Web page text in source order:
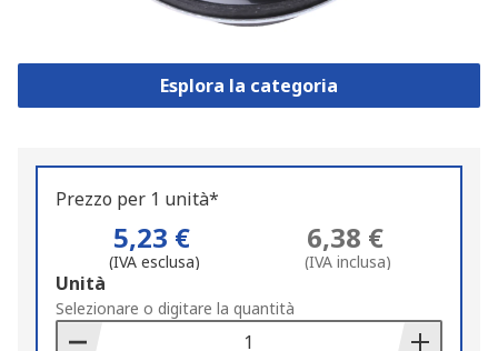
Esplora la categoria
Prezzo per 1 unità*
5,23 €
(IVA esclusa)
6,38 €
(IVA inclusa)
Add
to
Basket
Unità
Selezionare o digitare la quantità